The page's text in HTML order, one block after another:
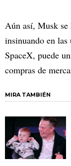
Aún así, Musk
insinuando en las
SpaceX, puede
compras de
MIRA TAMBIÉN